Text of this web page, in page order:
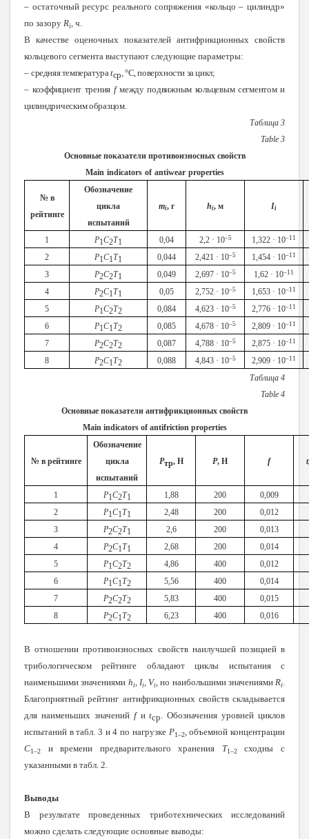
– остаточный ресурс реального сопряжения «кольцо – цилиндр»
по зазору Ri, ч.
В качестве оценочных показателей антифрикционных свойств
кольцевого сегмента выступают следующие параметры:
– средняя температураtср,°С, поверхности за цикл;
– коэффициент трения fмежду подвижным кольцевым сегментом и
цилиндрическим образцом.
Таблица 3
Table 3
Основные показатели противоизносных свойств
Main indicators of antiwear properties
№ в
рейтинге
Обозначение
цикла
испытаний
mi, г hi, м Ii
1 Р1С2Т1 0,04 2,2 · 10–5 1,322 · 10–11
2 Р1С1Т1 0,044 2,421 · 10–5 1,454 · 10–11
3 Р2С2Т1 0,049 2,697 · 10–5 1,62 · 10–11
4 Р2С1Т1 0,05 2,752 · 10–5 1,653 · 10–11
5 Р1С2Т2 0,084 4,623 · 10–5 2,776 · 10–11
6 Р1С1Т2 0,085 4,678 · 10–5 2,809 · 10–11
7 Р2С2Т2 0,087 4,788 · 10–5 2,875 · 10–11
8 Р2С1Т2 0,088 4,843 · 10–5 2,909 · 10–11
Таблица 4
Table 4
Основные показатели антифрикционных свойств
Main indicators of antifriction properties
№ в рейтинге
Обозначение
цикла
испытаний
Ртр, Н Р, Н f t
1 Р1С2Т1 1,88 200 0,009
2
Р1С1Т1 2,48 200 0,012
3
Р2С2Т1 2,6 200 0,013
4
Р2С1Т1 2,68 200 0,014
5
Р1С2Т2 4,86 400 0,012
6
Р1С1Т2 5,56 400 0,014
7
Р2С2Т2 5,83 400 0,015
8
Р2С1Т2 6,23 400 0,016
В отношении противоизносных свойств наилучшей позицией в
трибологическом рейтинге обладают циклы испытания с
наименьшими значениями hi, Ii, Vi, но наибольшими значениями Ri.
Благоприятный рейтинг антифрикционных свойств складывается
для наименьших значений fиtср. Обозначения уровней циклов
испытаний в табл. 3 и 4 по нагрузке Р1–2, объемной концентрации
С1–2 и времени предварительного хранения Т1–2сходны с
указанными в табл. 2.
Выводы
В результате проведенных триботехнических исследований
можно сделать следующие основные выводы: